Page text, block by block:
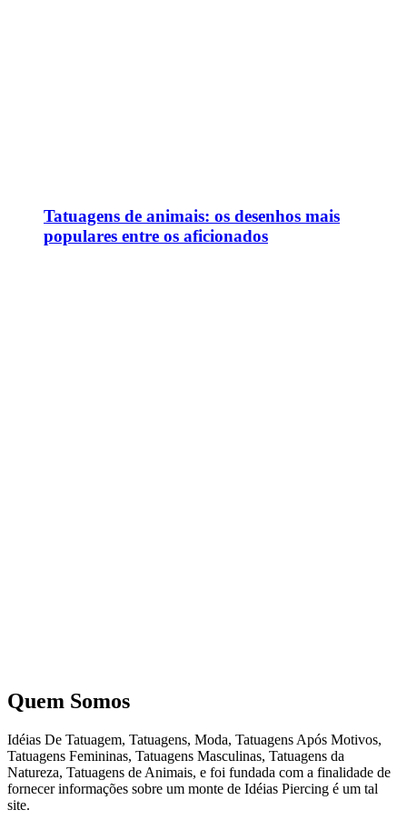
Tatuagens de animais: os desenhos mais
populares entre os aficionados
Quem Somos
Idéias De Tatuagem, Tatuagens, Moda, Tatuagens Após Motivos,
Tatuagens Femininas, Tatuagens Masculinas, Tatuagens da
Natureza, Tatuagens de Animais, e foi fundada com a finalidade de
fornecer informações sobre um monte de Idéias Piercing é um tal
site.